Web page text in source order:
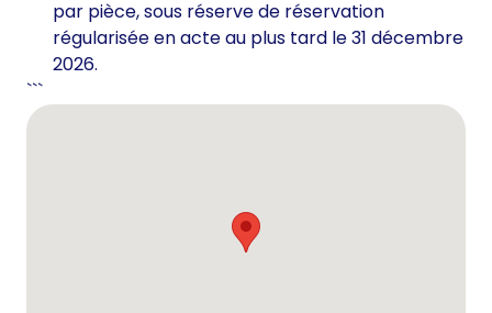
par pièce, sous réserve de réservation
régularisée en acte au plus tard le 31 décembre
2026.
```